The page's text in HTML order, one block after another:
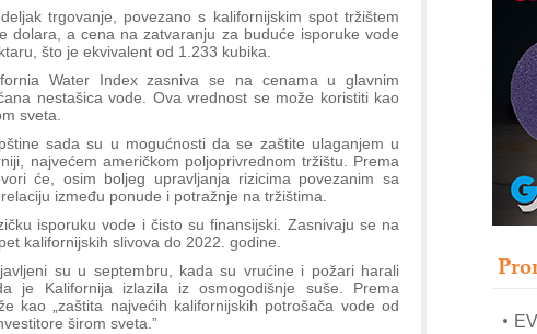
trgovanje, povezano s kalifornijskim spot tržištem
dolara, a cena na zatvaranju za buduće isporuke vode
što je ekvivalent od 1.233 kubika.
Water Index zasniva se na cenama u glavnim
nestašica vode. Ova vrednost se može koristiti kao
sveta.
sada su u mogućnosti da se zaštite ulaganjem u
najvećem američkom poljoprivrednom tržištu. Prema
će, osim boljeg upravljanja rizicima povezanim sa
između ponude i potražnje na tržištima.
isporuku vode i čisto su finansijski. Zasnivaju se na
kalifornijskih slivova do 2022. godine.
su u septembru, kada su vrućine i požari harali
je Kalifornija izlazila iz osmogodišnje suše. Prema
kao „zaštita najvećih kalifornijskih potrošača vode od
širom sveta.”
IB
–